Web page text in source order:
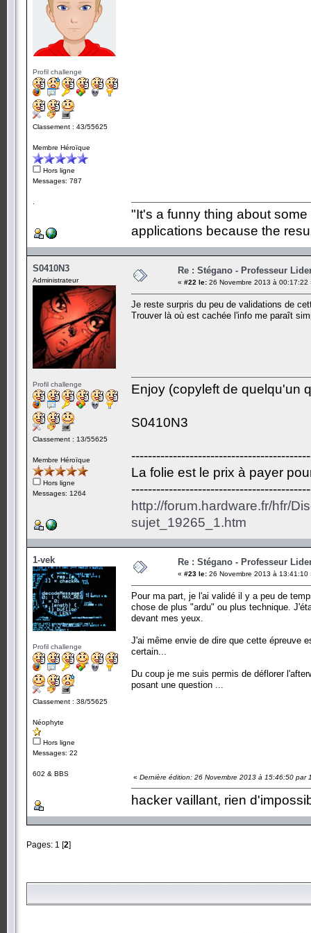
Profil challenge
Classement : 43/55625
Membre Héroïque
Hors ligne
Messages: 787
"It's a funny thing about
applications because the
S0410N3
Administrateur
Profil challenge
Classement : 13/55625
Membre Héroïque
Hors ligne
Messages: 1264
Re : Stégano - Professeur
« #22 le: 26 Novembre 2013 à 00:17:22
Je reste surpris du peu de validations de
Trouver là où est cachée l'info me paraît
Enjoy (copyleft de quelqu'un
S0410N3
La folie est le prix à payer
http://forum.hardware.fr/hfr/
sujet_19265_1.htm
1-vek
Profil challenge
Classement : 38/55625
Néophyte
Hors ligne
Messages: 22
602 & BBS
Re : Stégano - Professeur
« #23 le: 26 Novembre 2013 à 13:41:10
Pour ma part, je l'ai validé il y a peu de
chose de plus "ardu" ou plus technique.
devant mes yeux.
J'ai même envie de dire que cette épreuve
certain...
Du coup je me suis permis de déflorer
posant une question ...
« Dernière édition: 26 Novembre 2013 à 15:46:50 par
hacker vaillant, rien
Pages: 1 [2]